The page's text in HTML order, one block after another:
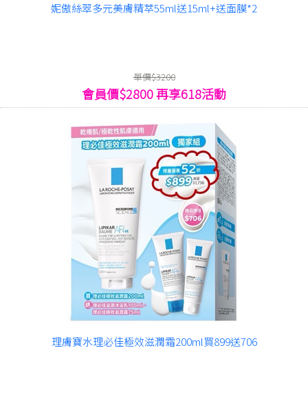
妮傲絲翠多元美膚精萃55ml送15ml+送面膜*2
單價$3200
會員價$2800 再享618活動
理膚寶水理必佳極效滋潤霜200ml買899送706